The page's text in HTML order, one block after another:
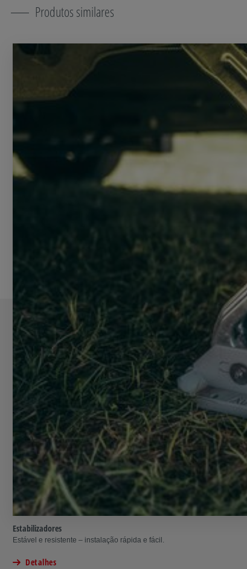
Produtos similares
Estabilizadores
Estável e resistente – instalação rápida e fácil.
Detalhes